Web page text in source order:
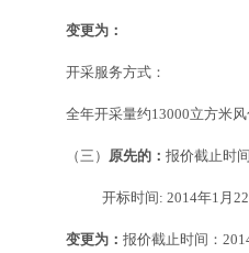
变更为：
开采服务方式：
全年开采量约13000立方米
（三） 原先的： 报价截止时
开标时间: 2014年1月22
变更为： 报价截止时间：